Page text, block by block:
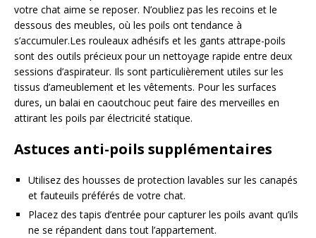
votre chat aime se reposer. N’oubliez pas les recoins et le
dessous des meubles, où les poils ont tendance à
s’accumuler.Les rouleaux adhésifs et les gants attrape-poils
sont des outils précieux pour un nettoyage rapide entre deux
sessions d’aspirateur. Ils sont particulièrement utiles sur les
tissus d’ameublement et les vêtements. Pour les surfaces
dures, un balai en caoutchouc peut faire des merveilles en
attirant les poils par électricité statique.
Astuces anti-poils supplémentaires
Utilisez des housses de protection lavables sur les canapés
et fauteuils préférés de votre chat.
Placez des tapis d’entrée pour capturer les poils avant qu’ils
ne se répandent dans tout l’appartement.